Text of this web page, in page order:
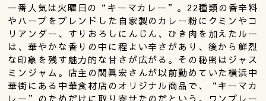
一番人気は火曜日の“キーマカレー”。22種類の香辛料
やハーブをブレンドした自家製のカレー粉にクミンやコ
リアンダー、すりおろしにんじん、ひき肉を加えたルー
は、華やかな香りの中に程よい辛さがあり、後から鮮烈
な印象を残す魅力的な甘さが広がる。その秘密はジャス
ミンジャム。店主の関眞宏さんが以前勤めていた横浜中
華街にある中華食材店のオリジナル商品で、“キーマカ
レー”のためだけに取り寄せたのだという。ワンプレー